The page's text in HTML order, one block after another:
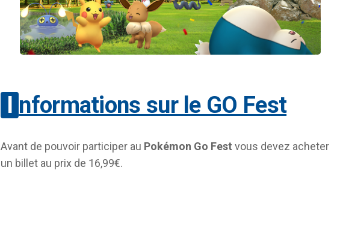
Informations sur le GO Fest
Avant de pouvoir participer au Pokémon Go Fest vous devez acheter
un billet au prix de 16,99€.